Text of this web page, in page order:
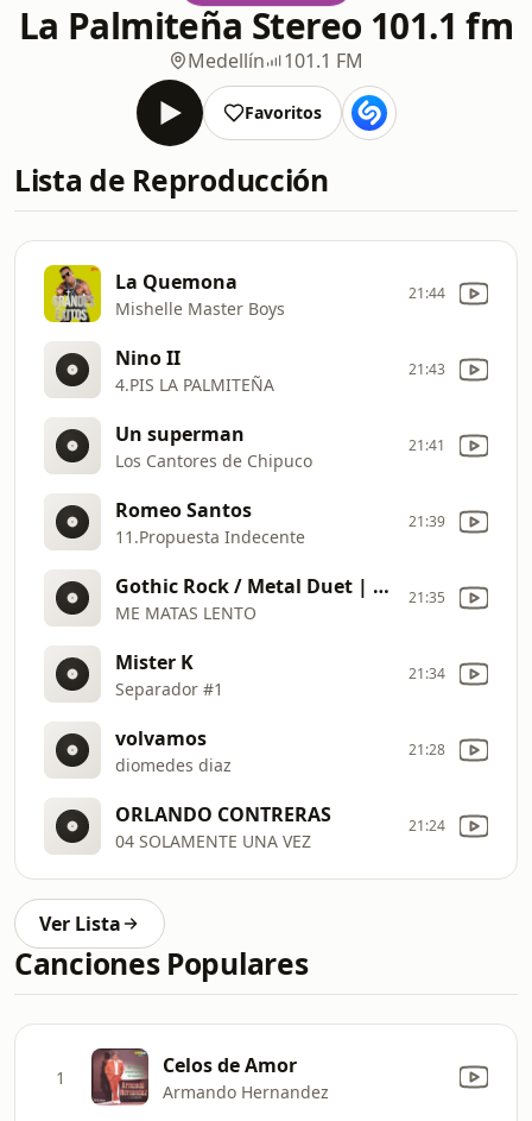
La Palmiteña Stereo 101.1 fm
Medellín 101.1 FM
Favoritos
Lista de Reproducción
La Quemona
Mishelle Master Boys
21:44
Nino II
4.PIS LA PALMITEÑA
21:43
Un superman
Los Cantores de Chipuco
21:41
Romeo Santos
11.Propuesta Indecente
21:39
Gothic Rock / Metal Duet | Dark Romantic Song (Vox Dei Ignis)
ME MATAS LENTO
21:35
Mister K
Separador #1
21:34
volvamos
diomedes diaz
21:28
ORLANDO CONTRERAS
04 SOLAMENTE UNA VEZ
21:24
Ver Lista
Canciones Populares
1 Celos de Amor
Armando Hernandez